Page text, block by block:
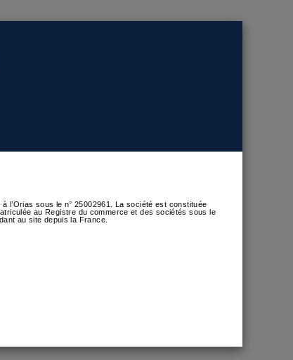
française ? Une prime de risque
l’Orias sous le n° 25002961. La société est constituée
au Registre du commerce et des sociétés sous le
au site depuis la France.